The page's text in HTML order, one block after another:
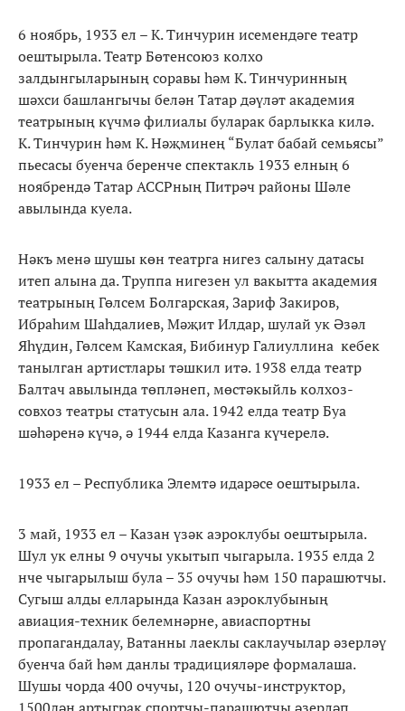
6 ноябрь, 1933 ел – К. Тинчурин исемендәге театр
оештырыла. Театр Бөтенсоюз колхо
залдынгыларының соравы һәм К. Тинчуринның
шәхси башлангычы белән Татар дәүләт академия
театрының күчмә филиалы буларак барлыкка килә.
К. Тинчурин һәм К. Нәҗминең “Булат бабай семьясы”
пьесасы буенча беренче спектакль 1933 елның 6
ноябрендә Татар АССРның Питрәч районы Шәле
авылында куела.
Нәкъ менә шушы көн театрга нигез салыну датасы
итеп алына да. Труппа нигезен ул вакытта академия
театрының Гөлсем Болгарская, Зариф Закиров,
Ибраһим Шаһдалиев, Мәҗит Илдар, шулай ук Әзәл
Яһүдин, Гөлсем Камская, Бибинур Галиуллина кебек
танылган артистлары тәшкил итә. 1938 елда театр
Балтач авылында төпләнеп, мөстәкыйль колхоз-
совхоз театры статусын ала. 1942 елда театр Буа
шәһәренә күчә, ә 1944 елда Казанга күчерелә.
1933 ел – Республика Элемтә идарәсе оештырыла.
3 май, 1933 ел – Казан үзәк аэроклубы оештырыла.
Шул ук елны 9 очучы укытып чыгарыла. 1935 елда 2
нче чыгарылыш була – 35 очучы һәм 150 парашютчы.
Сугыш алды елларында Казан аэроклубының
авиация-техник белемнәрне, авиаспортны
пропагандалау, Ватанны лаеклы саклаучылар әзерләү
буенча бай һәм данлы традицияләре формалаша.
Шушы чорда 400 очучы, 120 очучы-инструктор,